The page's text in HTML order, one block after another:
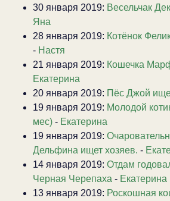
30 января 2019: Весельчак
Яна
28 января 2019: Котёнок
- Настя
21 января 2019: Кошечка
Екатерина
20 января 2019: Пёс Джой
19 января 2019: Молодой
мес) - Екатерина
19 января 2019:
Дельфина ищет хозяев. -
14 января 2019: Отдам
Черная Черепаха - Екатерина
13 января 2019: Роскошная